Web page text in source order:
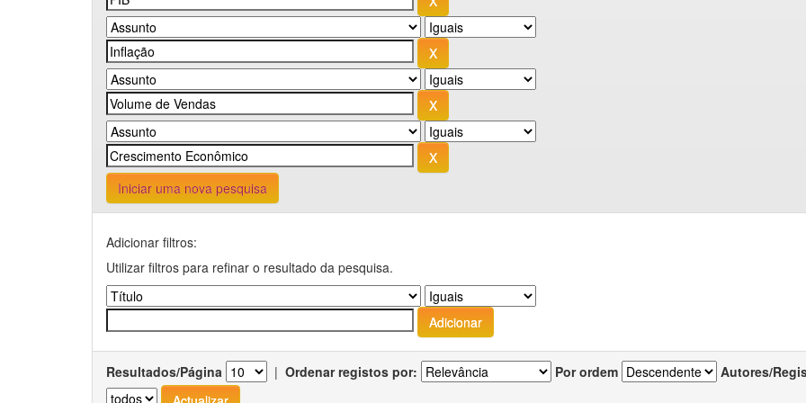
Iniciar uma nova pesquisa
Adicionar filtros:
Utilizar filtros para refinar o resultado da pesquisa.
Resultados/Página | Ordenar registos por: Por ordem Autores/